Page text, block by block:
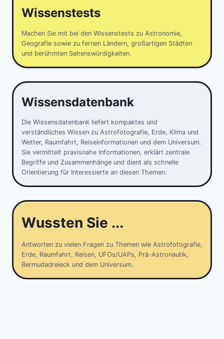
Wissenstests
Machen Sie mit bei den Wissenstests zu Astronomie,
Geografie sowie zu fernen Ländern, großartigen Städten
und berühmten Sehenswürdigkeiten.
Wissensdatenbank
Die Wissensdatenbank liefert kompaktes und
verständliches Wissen zu Astrofotografie, Erde, Klima und
Wetter, Raumfahrt, Reiseinformationen und dem Universum.
Sie vermittelt praxisnahe Informationen, erklärt zentrale
Begriffe und Zusammenhänge und dient als schnelle
Orientierung für Interessierte an diesen Themen.
Wussten Sie ...
Antworten zu vielen Fragen zu Themen wie Astrofotografie,
Erde, Raumfahrt, Reisen, UFOs/UAPs, Prä-Astronautik,
Bermudadreieck und dem Universum.